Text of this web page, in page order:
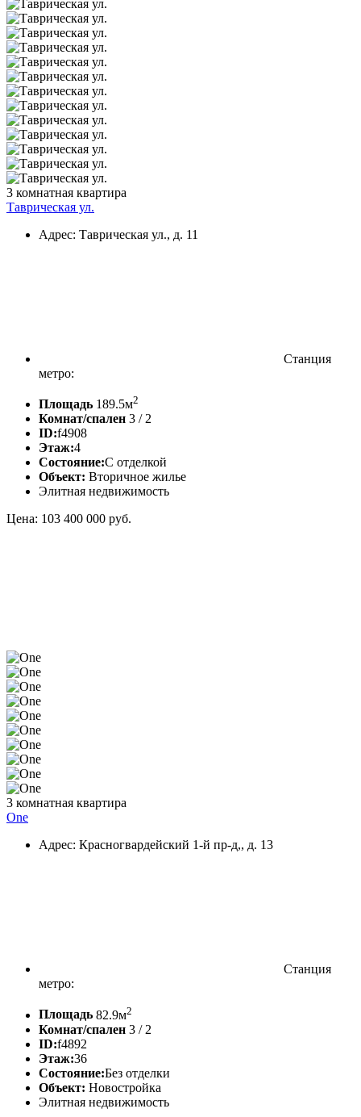
3 комнатная квартира
Таврическая ул.
Адрес: Таврическая ул., д. 11
Станция
метро:
Площадь 189.5м2
Комнат/спален 3 / 2
ID:f4908
Этаж:4
Состояние:С отделкой
Объект: Вторичное жилье
Элитная недвижимость
Цена: 103 400 000 руб.
3 комнатная квартира
One
Адрес: Красногвардейский 1-й пр-д,, д. 13
Станция
метро:
Площадь 82.9м2
Комнат/спален 3 / 2
ID:f4892
Этаж:36
Состояние:Без отделки
Объект: Новостройка
Элитная недвижимость